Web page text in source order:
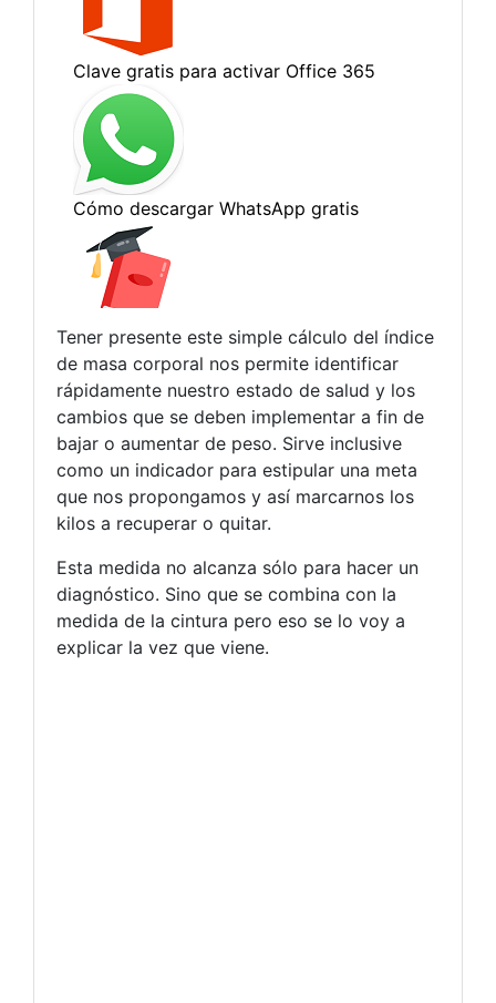
Tener presente este simple cálculo del índice
de masa corporal nos permite identificar
rápidamente nuestro estado de salud y los
cambios que se deben implementar a fin de
bajar o aumentar de peso. Sirve inclusive
como un indicador para estipular una meta
que nos propongamos y así marcarnos los
kilos a recuperar o quitar.
Esta medida no alcanza sólo para hacer un
diagnóstico. Sino que se combina con la
medida de la cintura pero eso se lo voy a
explicar la vez que viene.